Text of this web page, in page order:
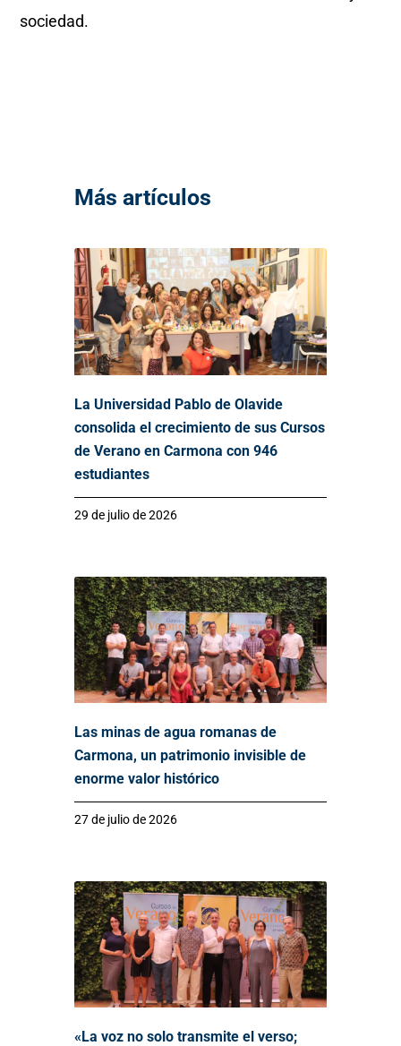
sociedad.
Más artículos
La Universidad Pablo de Olavide
consolida el crecimiento de sus Cursos
de Verano en Carmona con 946
estudiantes
29 de julio de 2026
Las minas de agua romanas de
Carmona, un patrimonio invisible de
enorme valor histórico
27 de julio de 2026
«La voz no solo transmite el verso;